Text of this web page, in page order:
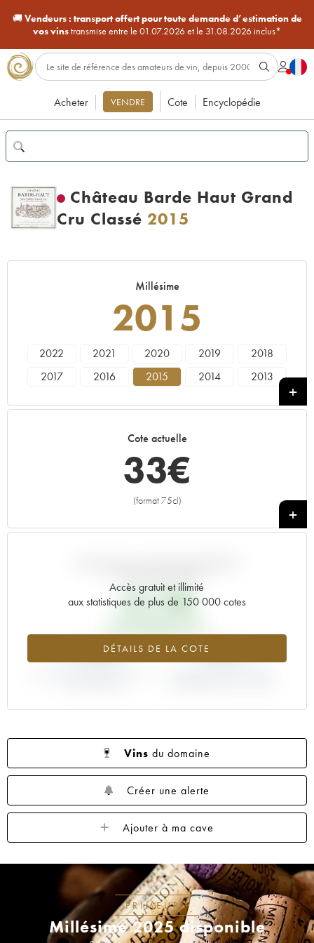
🚚Vendeurs : transport offert pour toute demande d’estimation de
vos vinstransmise entre le 01.07.2026 et le 31.08.2026 inclus*
Acheter VENDRE Cote Encyclopédie
Château Barde Haut Grand
Cru Classé 2015
Millésime
2015
2022 2021 2020 2019
2018
2017
2016 2015 2014
2013
2000
1995
Cote actuelle
33€
(format 75cl)
+
Accès gratuit et illimité
aux statistiques de plus de 150 000 cotes
DÉTAILS DE LA COTE
32,76€
+1.89% +30%
Vins du domaine
Créer une alerte
Ajouter à ma cave
PRIMEURS
Millésime 2025 disponible